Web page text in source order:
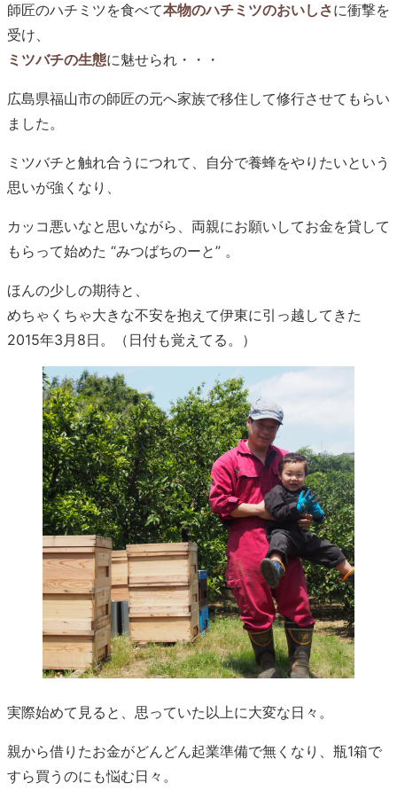
師匠のハチミツを食べて本物のハチミツのおいしさに衝撃を
受け、
ミツバチの生態に魅せられ・・・
広島県福山市の師匠の元へ家族で移住して修行させてもらい
ました。
ミツバチと触れ合うにつれて、自分で養蜂をやりたいという
思いが強くなり、
カッコ悪いなと思いながら、両親にお願いしてお金を貸して
もらって始めた “みつばちのーと” 。
ほんの少しの期待と、
めちゃくちゃ大きな不安を抱えて伊東に引っ越してきた
2015年3月8日。（日付も覚えてる。）
実際始めて見ると、思っていた以上に大変な日々。
親から借りたお金がどんどん起業準備で無くなり、瓶1箱で
すら買うのにも悩む日々。